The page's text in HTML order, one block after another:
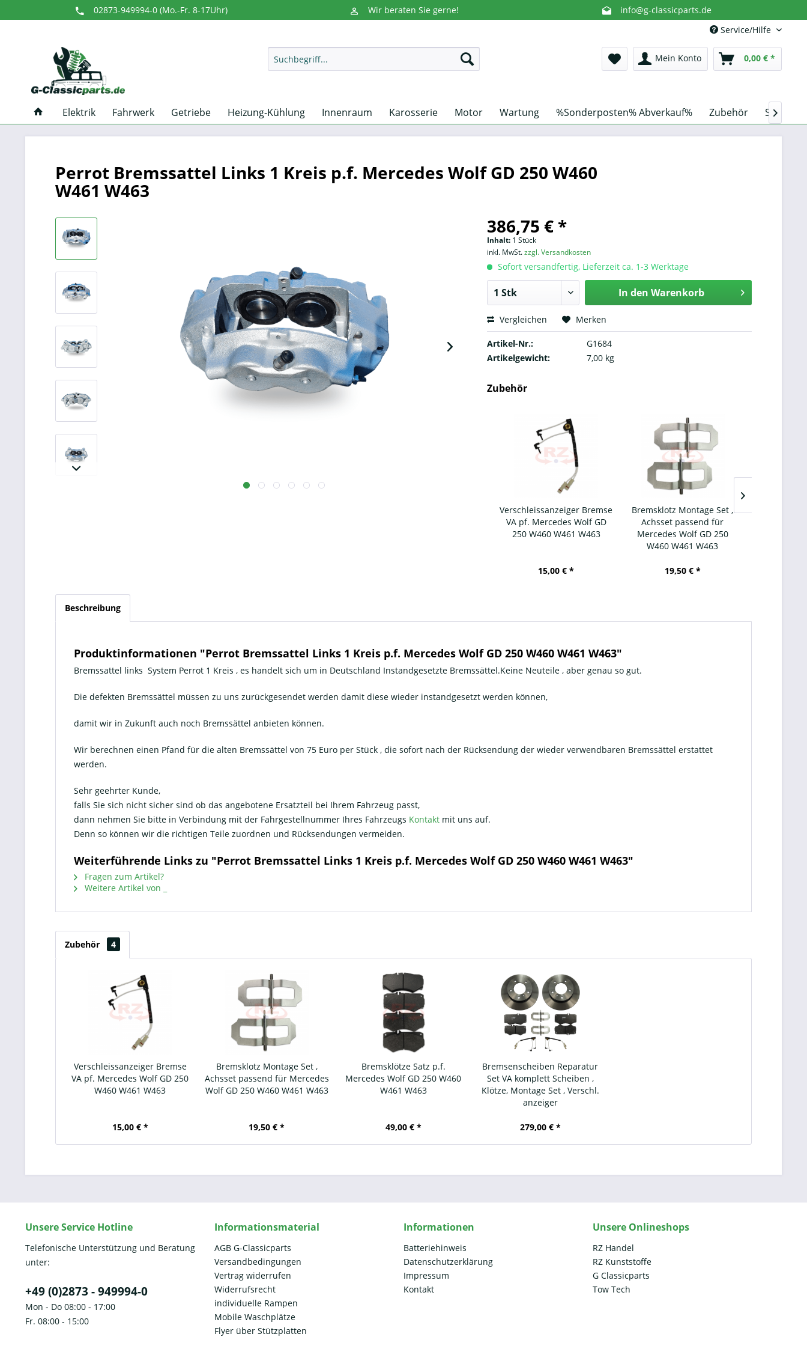
02873-949994-0 (Mo.-Fr. 8-17Uhr) Wir beraten Sie gerne!
info@g-classicparts.de
Service/Hilfe
Mein Konto 0,00 € *
Elektrik Fahrwerk Getriebe Heizung-Kühlung Innenraum Karosserie Motor Wartung %Sonderposten% Abverkauf% Zubehör 
Perrot Bremssattel Links 1 Kreis p.f. Mercedes Wolf GD 250 W460
W461 W463
386,75 € *
Inhalt: 1 Stück
inkl. MwSt.zzgl. Versandkosten
Sofort versandfertig, Lieferzeit ca. 1-3 Werktage
In den Warenkorb
Vergleichen Merken
Artikel-Nr.:
G1684
Artikelgewicht:
7,00 kg
Zubehör
Verschleissanzeiger Bremse
VA pf. Mercedes Wolf GD
250 W460 W461 W463
15,00 € *
Bremsklotz Montage Set ,
Achsset passend für
Mercedes Wolf GD 250
W460 W461 W463
19,50 € *
Beschreibung
Produktinformationen "Perrot Bremssattel Links 1 Kreis p.f. Mercedes Wolf GD 250 W460 W461 W463"
Bremssattel links System Perrot 1 Kreis , es handelt sich um in Deutschland Instandgesetzte Bremssättel.Keine Neuteile , aber genau so gut.
Die defekten Bremssättel müssen zu uns zurückgesendet werden damit diese wieder instandgesetzt werden können,
damit wir in Zukunft auch noch Bremssättel anbieten können.
Wir berechnen einen Pfand für die alten Bremssättel von 75 Euro per Stück , die sofort nach der Rücksendung der wieder verwendbaren Bremssättel erstattet
werden.
Sehr geehrter Kunde,
falls Sie sich nicht sicher sind ob das angebotene Ersatzteil bei Ihrem Fahrzeug passt,
dann nehmen Sie bitte in Verbindung mit der Fahrgestellnummer Ihres Fahrzeugs Kontakt mit uns auf.
Denn so können wir die richtigen Teile zuordnen und Rücksendungen vermeiden.
Weiterführende Links zu "Perrot Bremssattel Links 1 Kreis p.f. Mercedes Wolf GD 250 W460 W461 W463"
Fragen zum Artikel?
Weitere Artikel von _
Zubehör 4
Verschleissanzeiger Bremse
VA pf. Mercedes Wolf GD 250
W460 W461 W463
15,00 € *
Bremsklotz Montage Set ,
Achsset passend für Mercedes
Wolf GD 250 W460 W461 W463
19,50 € *
Bremsklötze Satz p.f.
Mercedes Wolf GD 250 W460
W461 W463
49,00 € *
Bremsenscheiben Reparatur
Set VA komplett Scheiben ,
Klötze, Montage Set , Verschl.
anzeiger
279,00 € *
Unsere Service Hotline
Telefonische Unterstützung und Beratung
unter:
+49 (0)2873 - 949994-0
Mon - Do 08:00 - 17:00
Fr. 08:00 - 15:00
Informationsmaterial
AGB G-Classicparts
Versandbedingungen
Vertrag widerrufen
Widerrufsrecht
individuelle Rampen
Mobile Waschplätze
Flyer über Stützplatten
Informationen
Batteriehinweis
Datenschutzerklärung
Impressum
Kontakt
Unsere Onlineshops
RZ Handel
RZ Kunststoffe
G Classicparts
Tow Tech